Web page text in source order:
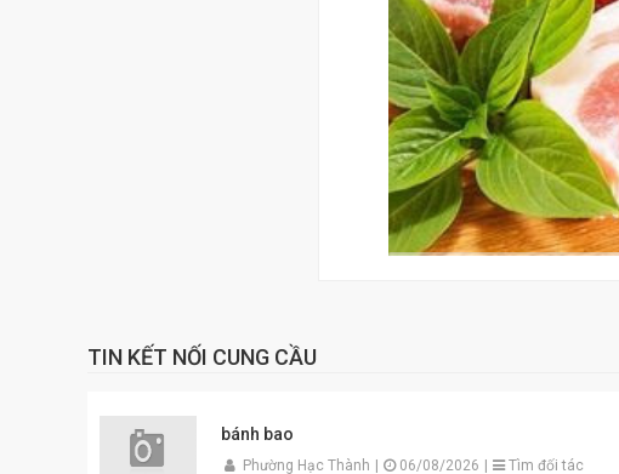
TIN KẾT NỐI CUNG CẦU
bánh bao
Phường Hạc Thành 06/08/2026
Tìm đối tác